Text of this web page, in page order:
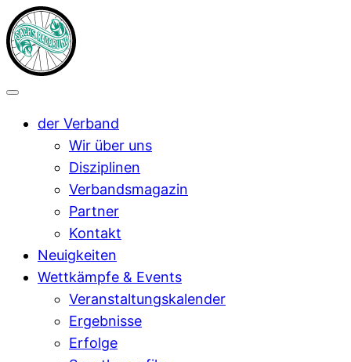
der Verband
Wir über uns
Disziplinen
Verbandsmagazin
Partner
Kontakt
Neuigkeiten
Wettkämpfe & Events
Veranstaltungskalender
Ergebnisse
Erfolge